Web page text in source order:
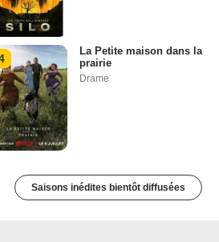
La Petite maison dans la
prairie
Drame
Saisons inédites bientôt diffusées